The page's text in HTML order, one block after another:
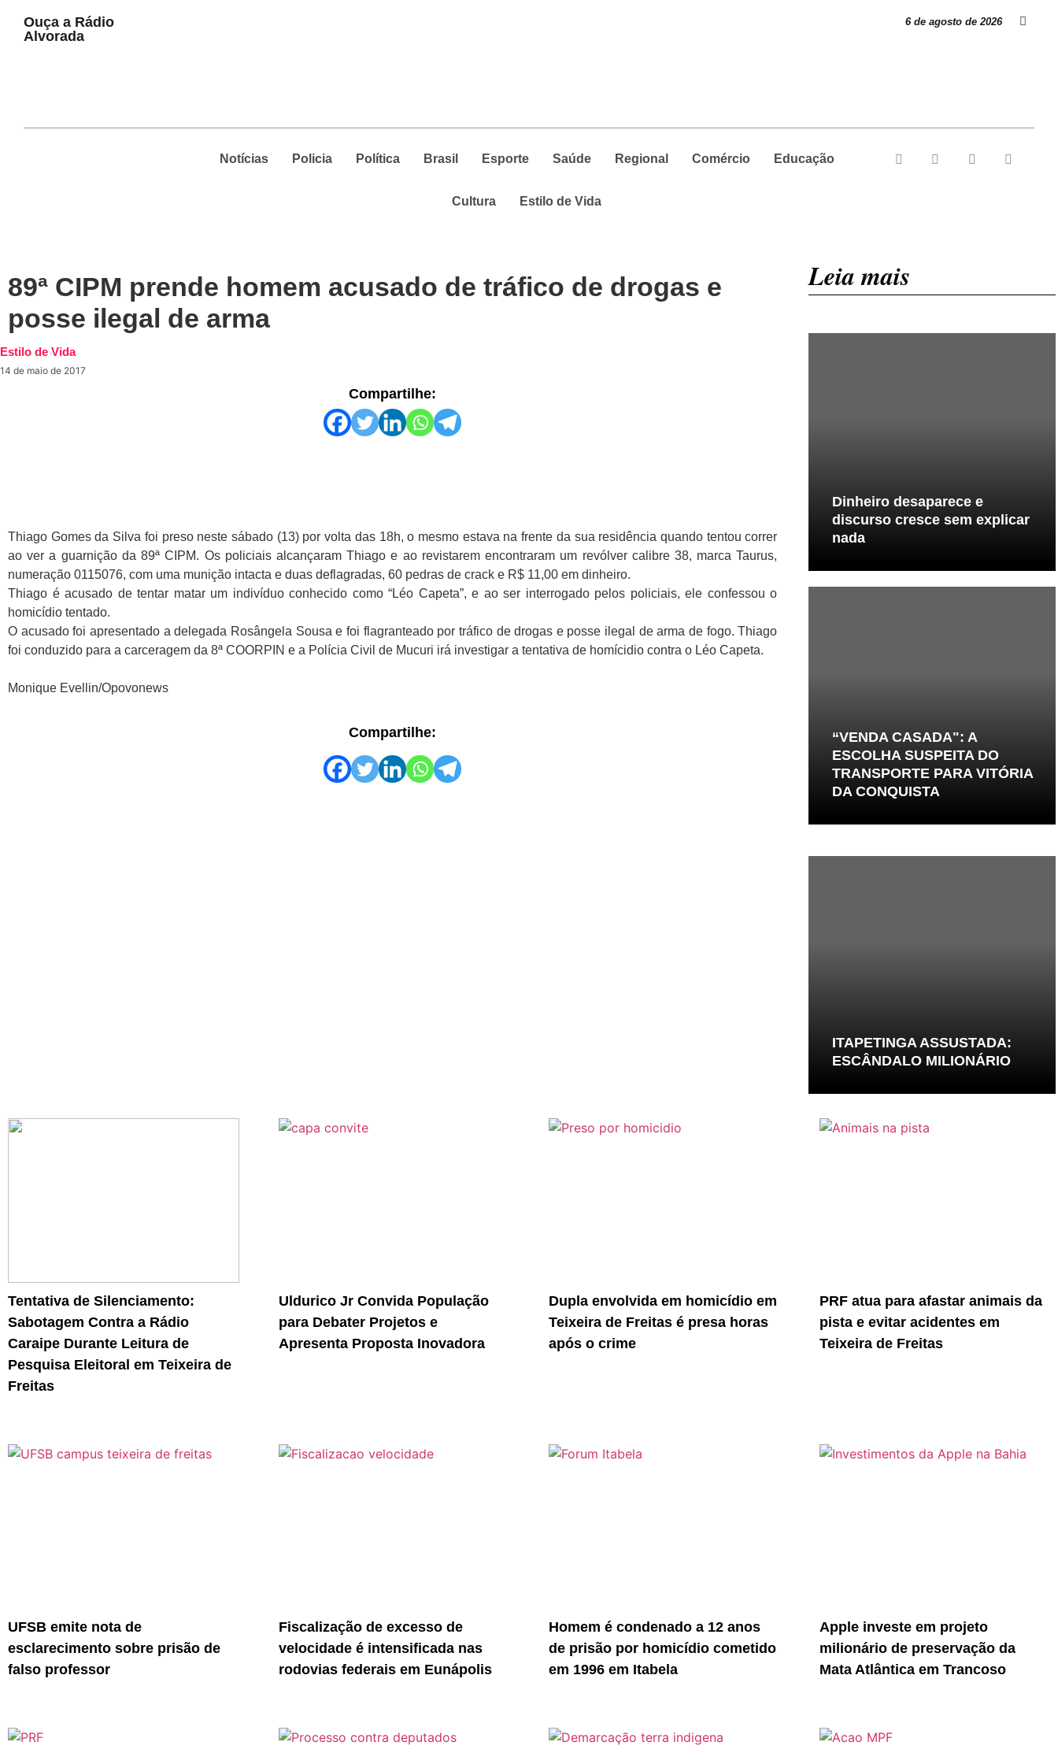
Ouça a Rádio
Alvorada
6 de agosto de 2026
Notícias Policia Política Brasil Esporte Saúde Regional Comércio Educação
Cultura Estilo de Vida
89ª CIPM prende homem acusado de tráfico de drogas e
posse ilegal de arma
Estilo de Vida
14 de maio de 2017
Compartilhe:
Thiago Gomes da Silva foi preso neste sábado (13) por volta das 18h, o mesmo estava na frente da sua residência quando tentou correr
ao ver a guarnição da 89ª CIPM. Os policiais alcançaram Thiago e ao revistarem encontraram um revólver calibre 38, marca Taurus,
numeração 0115076, com uma munição intacta e duas deflagradas, 60 pedras de crack e R$ 11,00 em dinheiro.
Thiago é acusado de tentar matar um indivíduo conhecido como “Léo Capeta”, e ao ser interrogado pelos policiais, ele confessou o
homicídio tentado.
O acusado foi apresentado a delegada Rosângela Sousa e foi flagranteado por tráfico de drogas e posse ilegal de arma de fogo. Thiago
foi conduzido para a carceragem da 8ª COORPIN e a Polícia Civil de Mucuri irá investigar a tentativa de homícidio contra o Léo Capeta.
Monique Evellin/Opovonews
Compartilhe:
Leia mais
Dinheiro desaparece e
discurso cresce sem explicar
nada
“VENDA CASADA": A
ESCOLHA SUSPEITA DO
TRANSPORTE PARA VITÓRIA
DA CONQUISTA
ITAPETINGA ASSUSTADA:
ESCÂNDALO MILIONÁRIO
Tentativa de Silenciamento:
Sabotagem Contra a Rádio
Caraipe Durante Leitura de
Pesquisa Eleitoral em Teixeira de
Freitas
Uldurico Jr Convida População
para Debater Projetos e
Apresenta Proposta Inovadora
Dupla envolvida em homicídio em
Teixeira de Freitas é presa horas
após o crime
PRF atua para afastar animais da
pista e evitar acidentes em
Teixeira de Freitas
UFSB emite nota de
esclarecimento sobre prisão de
falso professor
Fiscalização de excesso de
velocidade é intensificada nas
rodovias federais em Eunápolis
Homem é condenado a 12 anos
de prisão por homicídio cometido
em 1996 em Itabela
Apple investe em projeto
milionário de preservação da
Mata Atlântica em Trancoso